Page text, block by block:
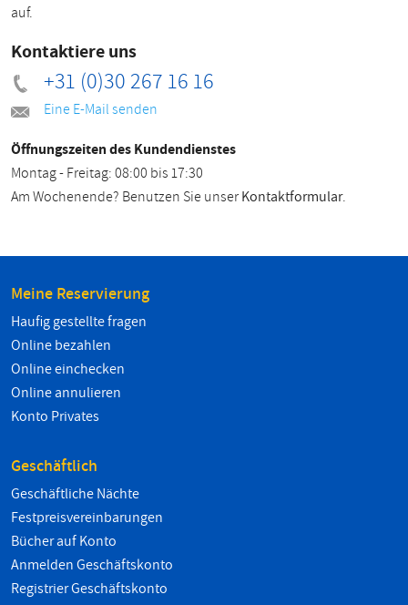
auf.
Kontaktiere uns
+31 (0)30 267 16 16
Eine E-Mail senden
Öffnungszeiten des Kundendienstes
Montag - Freitag: 08:00 bis 17:30
Am Wochenende? Benutzen Sie unserKontaktformular.
Meine Reservierung
Haufig gestellte fragen
Online bezahlen
Online einchecken
Online annulieren
Konto Privates
Geschäftlich
Geschäftliche Nächte
Festpreisvereinbarungen
Bücher auf Konto
Anmelden Geschäftskonto
Registrier Geschäftskonto